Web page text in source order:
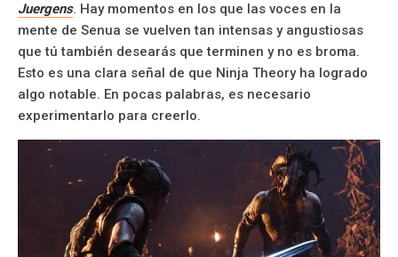
Juergens. Hay momentos en los que las voces en la
mente de Senua se vuelven tan intensas y angustiosas
que tú también desearás que terminen y no es broma.
Esto es una clara señal de que Ninja Theory ha logrado
algo notable. En pocas palabras, es necesario
experimentarlo para creerlo.